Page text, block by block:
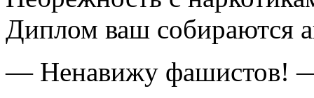
Диплом ваш собираются
— Ненавижу фашистов! —